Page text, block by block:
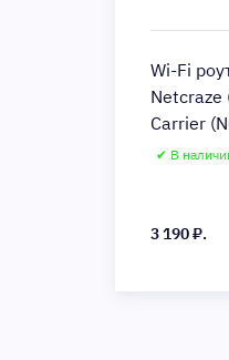
Wi-Fi
Netcraze
Carrier
✔ В
3 190 ₽.